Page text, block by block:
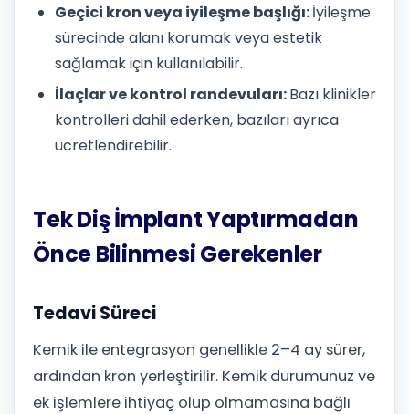
Geçici kron veya iyileşme başlığı:İyileşme
sürecinde alanı korumak veya estetik
sağlamak için kullanılabilir.
İlaçlar ve kontrol randevuları:Bazı klinikler
kontrolleri dahil ederken, bazıları ayrıca
ücretlendirebilir.
Tek Diş İmplant Yaptırmadan
Önce Bilinmesi Gerekenler
Tedavi Süreci
Kemik ile entegrasyon genellikle 2–4 ay sürer,
ardından kron yerleştirilir. Kemik durumunuz ve
ek işlemlere ihtiyaç olup olmamasına bağlı